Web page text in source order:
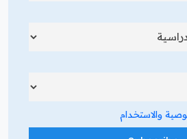
والاستخدام